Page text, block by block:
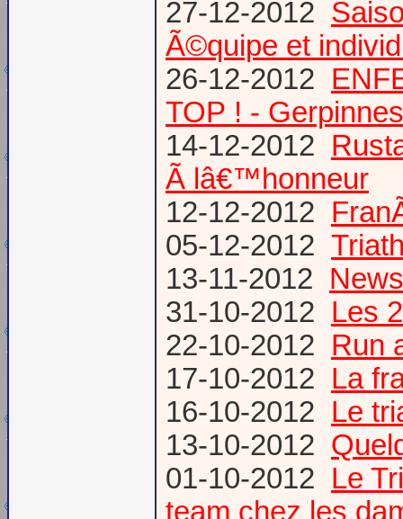
27-12-2012
Ã©quipe et
26-12-2012
TOP ! - Gerpinnes
14-12-2012
Ã lâ€™honneur
12-12-2012
05-12-2012
13-11-2012
31-10-2012 Les
22-10-2012 Run
17-10-2012 La
16-10-2012 Le
13-10-2012
01-10-2012 Le
team chez les